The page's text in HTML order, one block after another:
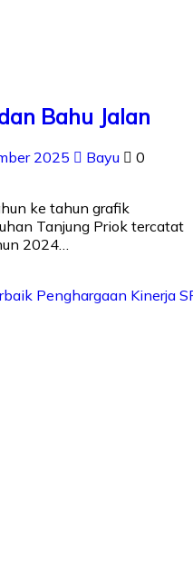
Bahu Jalan
2025 Bayu
0
ke tahun grafik
Tanjung Priok tercatat
2024…